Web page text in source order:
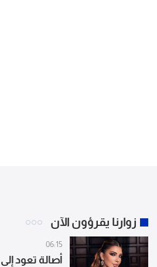
زوارنا يقرؤون الآن
06:15
أصالة تعود